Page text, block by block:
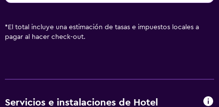
* El total incluye una estimación de tasas e impuestos locales a
pagar al hacer check-out.
Servicios e instalaciones de Hotel